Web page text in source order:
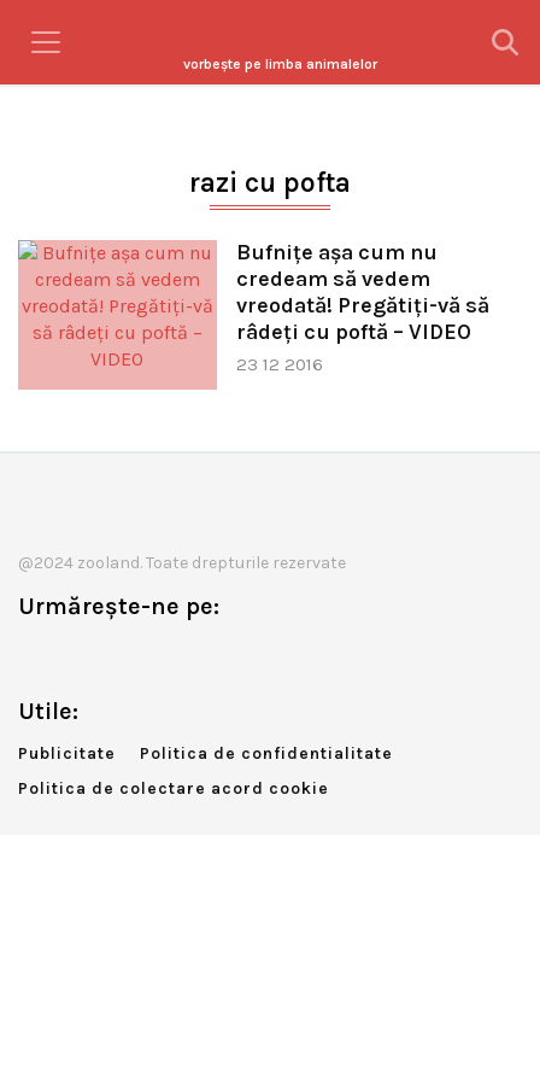
vorbeşte pe limba animalelor
razi cu pofta
Bufniţe aşa cum nu
credeam să vedem
vreodată! Pregătiţi-vă să
râdeţi cu poftă – VIDEO
23 12 2016
@2024 zooland. Toate drepturile rezervate
Urmărește-ne pe:
Utile:
Publicitate
Politica de confidentialitate
Politica de colectare acord cookie